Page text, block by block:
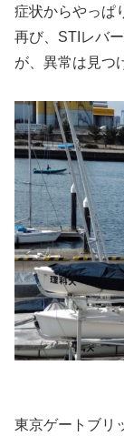
症状からやっぱ
再び、STIレバ
が、異常は見つ
東京ゲートブリ